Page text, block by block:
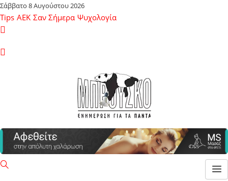
Σάββατο 8 Αυγούστου 2026
Tips ΑΕΚ Σαν Σήμερα Ψυχολογία